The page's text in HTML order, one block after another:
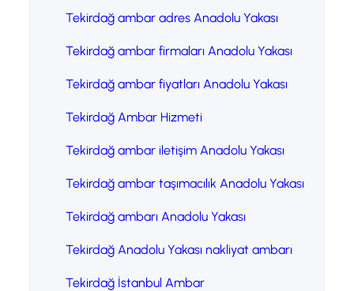
Tekirdağ ambar adres Anadolu Yakası
Tekirdağ ambar firmaları Anadolu Yakası
Tekirdağ ambar fiyatları Anadolu Yakası
Tekirdağ Ambar Hizmeti
Tekirdağ ambar iletişim Anadolu Yakası
Tekirdağ ambar taşımacılık Anadolu Yakası
Tekirdağ ambarı Anadolu Yakası
Tekirdağ Anadolu Yakası nakliyat ambarı
Tekirdağ İstanbul Ambar